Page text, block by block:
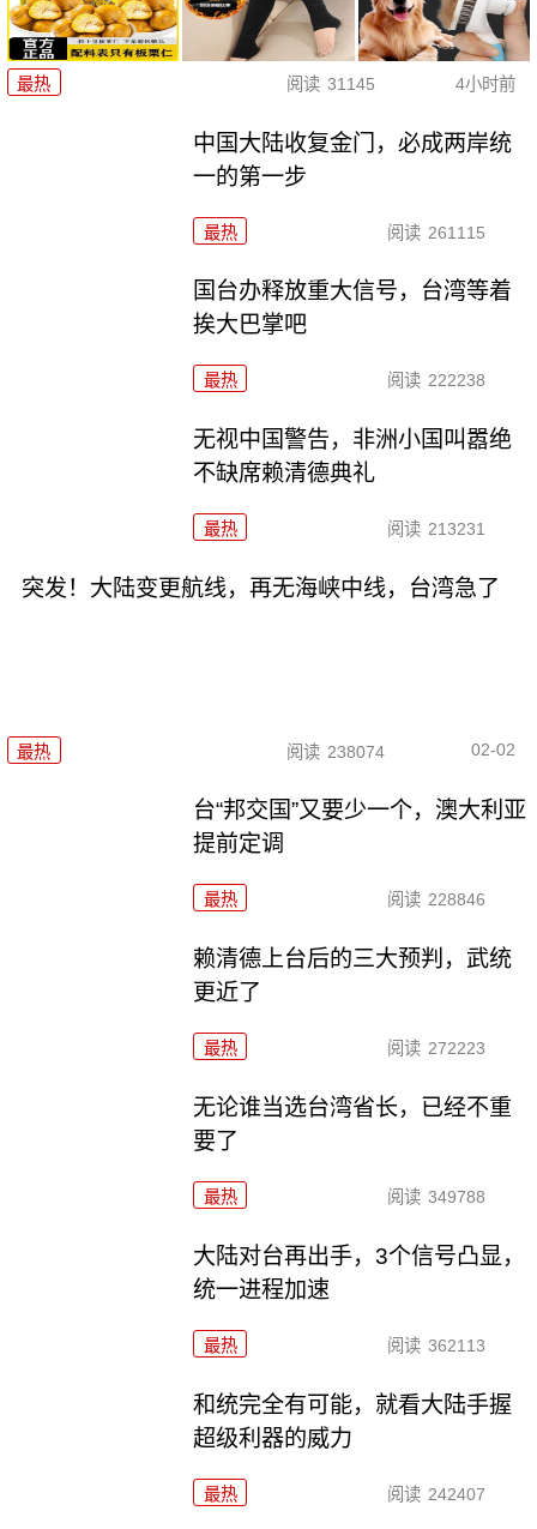
最热 阅读 31145 4小时前
中国大陆收复金门，必成两岸统
一的第一步
最热 阅读 261115
国台办释放重大信号，台湾等着
挨大巴掌吧
最热 阅读 222238
无视中国警告，非洲小国叫嚣绝
不缺席赖清德典礼
最热 阅读 213231
突发！大陆变更航线，再无海峡中线，台湾急了
最热 阅读 238074 02-02
台“邦交国”又要少一个，澳大利亚
提前定调
最热 阅读 228846
赖清德上台后的三大预判，武统
更近了
最热 阅读 272223
无论谁当选台湾省长，已经不重
要了
最热 阅读 349788
大陆对台再出手，3个信号凸显，
统一进程加速
最热 阅读 362113
和统完全有可能，就看大陆手握
超级利器的威力
最热 阅读 242407